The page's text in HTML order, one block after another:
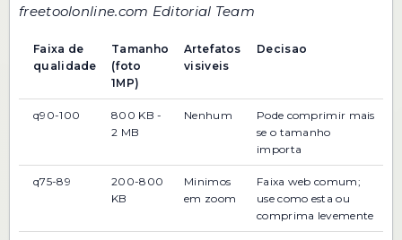
freetoolonline.com Editorial Team
Faixa de
qualidade
Tamanho
(foto
1MP)
Artefatos
visiveis
Decisao
q90-100
800 KB -
2 MB
Nenhum
Pode comprimir mais
se o tamanho
importa
q75-89
200-800
KB
Minimos
em zoom
Faixa web comum;
use como esta ou
comprima levemente